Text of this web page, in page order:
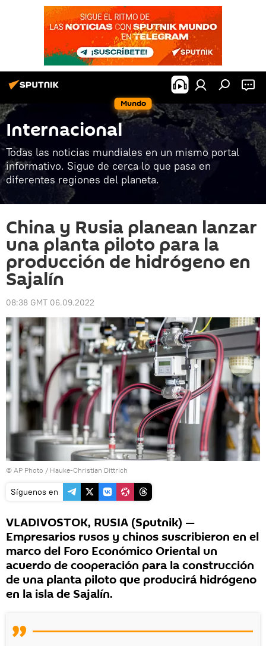
Mundo
Internacional
Todas las noticias mundiales en un mismo portal
informativo. Sigue de cerca lo que pasa en
diferentes regiones del planeta.
China y Rusia planean lanzar
una planta piloto para la
producción de hidrógeno en
Sajalín
08:38 GMT 06.09.2022
© AP Photo / Hauke-Christian Dittrich
Síguenos en
VLADIVOSTOK, RUSIA (Sputnik) —
Empresarios rusos y chinos suscribieron en el
marco del Foro Económico Oriental un
acuerdo de cooperación para la construcción
de una planta piloto que producirá hidrógeno
en la isla de Sajalín.